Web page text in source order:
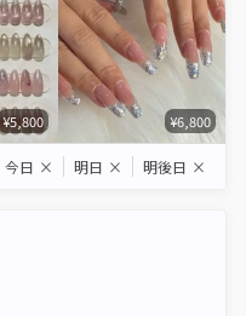
¥5,800 ¥6,800
今日 × 明日 × 明後日 ×